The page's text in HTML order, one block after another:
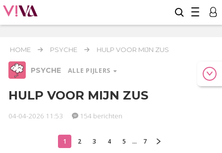
HOME PSYCHE HULP VOOR MIJN ZUS
PSYCHE ALLE PIJLERS
Relaties Werk & Studie Geld & Recht
Oekraïne
HULP VOOR MIJN ZUS
04-04-2026 11:53 154 berichten
1 2 3 4 5 ... 7